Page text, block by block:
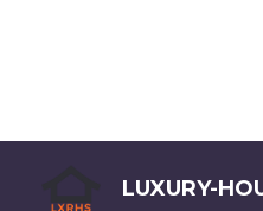
LUXURY-